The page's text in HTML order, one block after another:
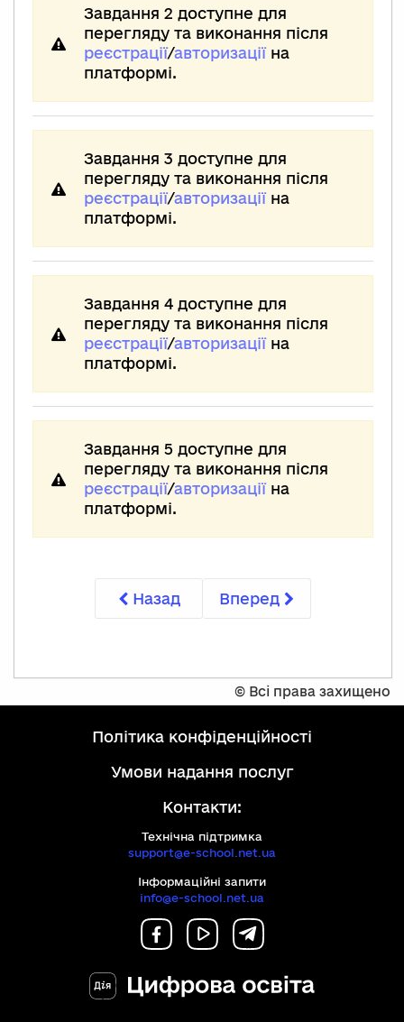
Завдання 2 доступне для
перегляду та виконання після
реєстрації/авторизаціїна
платформі.
Завдання 3 доступне для
перегляду та виконання після
реєстрації/авторизаціїна
платформі.
Завдання 4 доступне для
перегляду та виконання після
реєстрації/авторизаціїна
платформі.
Завдання 5 доступне для
перегляду та виконання після
реєстрації/авторизаціїна
платформі.
Назад Вперед
© Всі права захищено
політика конфіденційності
умови надання послуг
Контакти:
Технічна підтримка
support@e-school.net.ua
Інформаційні запити
info@e-school.net.ua